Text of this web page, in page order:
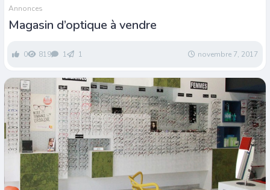
Annonces
Magasin d’optique à vendre
0 819 1 1 novembre 7, 2017